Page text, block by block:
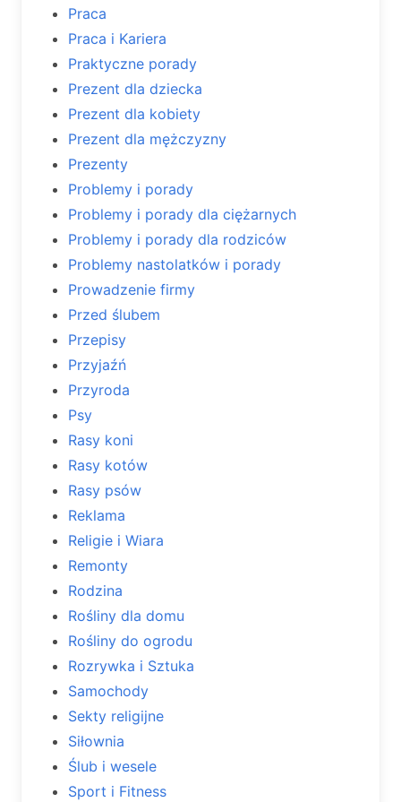
Praca
Praca i Kariera
Praktyczne porady
Prezent dla dziecka
Prezent dla kobiety
Prezent dla mężczyzny
Prezenty
Problemy i porady
Problemy i porady dla ciężarnych
Problemy i porady dla rodziców
Problemy nastolatków i porady
Prowadzenie firmy
Przed ślubem
Przepisy
Przyjaźń
Przyroda
Psy
Rasy koni
Rasy kotów
Rasy psów
Reklama
Religie i Wiara
Remonty
Rodzina
Rośliny dla domu
Rośliny do ogrodu
Rozrywka i Sztuka
Samochody
Sekty religijne
Siłownia
Ślub i wesele
Sport i Fitness